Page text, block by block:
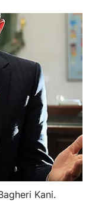
Kani.